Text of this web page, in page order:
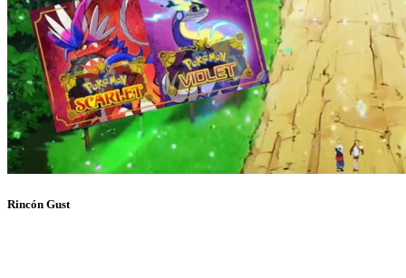
Rincón Gust